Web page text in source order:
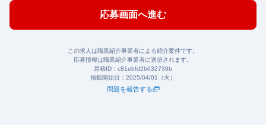
応募画面へ進む
この求人は職業紹介事業者による紹介案件です。
応募情報は職業紹介事業者に送信されます。
原稿ID： c81ebfd2b632739b
掲載開始日： 2025/04/01（火）
問題を報告する